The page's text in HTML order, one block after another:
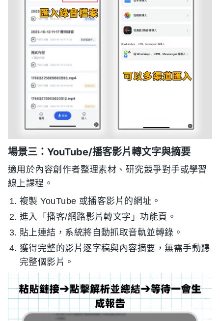
場景三：YouTube/播客影片轉文字與摘要
適用於內容創作者整理素材、研究競爭對手或學習
線上課程。
複製 YouTube 或播客影片的網址。
進入「播客/網路影片轉文字」功能頁。
貼上連結，系統將自動抓取音軌並轉錄。
獲得完整的影片逐字稿與內容摘要，無需手動聽
完整個影片。